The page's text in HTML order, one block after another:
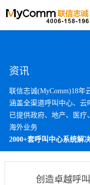
资讯
联信志诚(MyComm)18年
涵盖全渠道呼叫中心、云
已提供政府、地产、医
海外业务
2000+套呼叫中心系统解
创造卓越呼